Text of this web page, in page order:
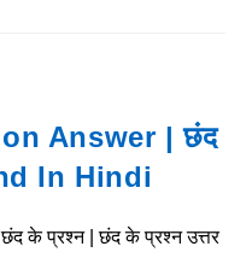
Answer | छंद
In Hindi
के प्रश्न | छंद के प्रश्न उत्तर